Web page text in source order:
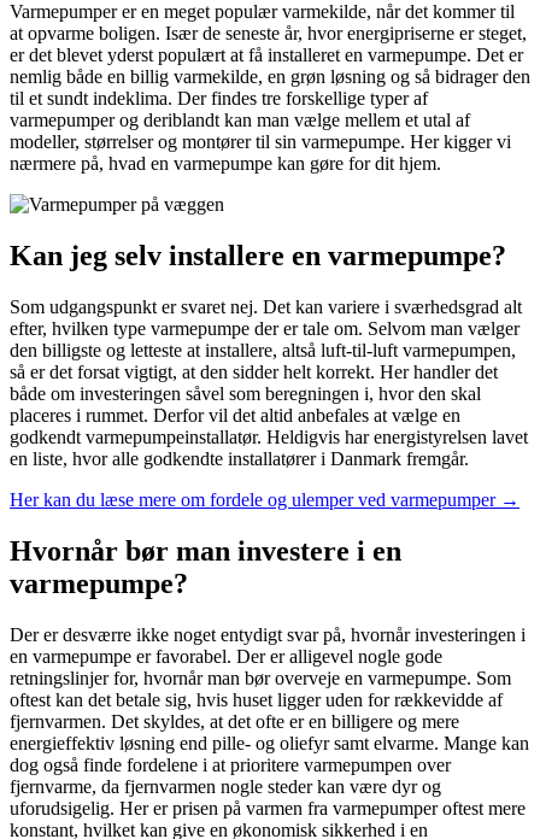
Varmepumper er en meget populær varmekilde, når det kommer til
at opvarme boligen. Især de seneste år, hvor energipriserne er steget,
er det blevet yderst populært at få installeret en varmepumpe. Det er
nemlig både en billig varmekilde, en grøn løsning og så bidrager den
til et sundt indeklima. Der findes tre forskellige typer af
varmepumper og deriblandt kan man vælge mellem et utal af
modeller, størrelser og montører til sin varmepumpe. Her kigger vi
nærmere på, hvad en varmepumpe kan gøre for dit hjem.
Kan jeg selv installere en varmepumpe?
Som udgangspunkt er svaret nej. Det kan variere i sværhedsgrad alt
efter, hvilken type varmepumpe der er tale om. Selvom man vælger
den billigste og letteste at installere, altså luft-til-luft varmepumpen,
så er det forsat vigtigt, at den sidder helt korrekt. Her handler det
både om investeringen såvel som beregningen i, hvor den skal
placeres i rummet. Derfor vil det altid anbefales at vælge en
godkendt varmepumpeinstallatør. Heldigvis har energistyrelsen lavet
en liste, hvor alle godkendte installatører i Danmark fremgår.
Her kan du læse mere om fordele og ulemper ved varmepumper →
Hvornår bør man investere i en
varmepumpe?
Der er desværre ikke noget entydigt svar på, hvornår investeringen i
en varmepumpe er favorabel. Der er alligevel nogle gode
retningslinjer for, hvornår man bør overveje en varmepumpe. Som
oftest kan det betale sig, hvis huset ligger uden for rækkevidde af
fjernvarmen. Det skyldes, at det ofte er en billigere og mere
energieffektiv løsning end pille- og oliefyr samt elvarme. Mange kan
dog også finde fordelene i at prioritere varmepumpen over
fjernvarme, da fjernvarmen nogle steder kan være dyr og
uforudsigelig. Her er prisen på varmen fra varmepumper oftest mere
konstant, hvilket kan give en økonomisk sikkerhed i en